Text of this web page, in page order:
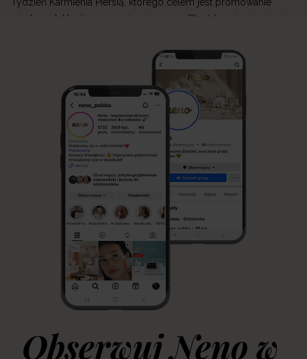
Tydzień Karmienia Piersią, którego celem jest promowanie
wiedzy o laktacji oraz wspieranie mam. Choć karmienie piersią
mogą być wymagające. W Neno wierzymy, że każda mama
zasługuje na wsparcie, dlatego tworzymy produkty, które
ułatwiają przygodę z laktacją i sprawiają, że codzienne […]
Obserwuj Neno w